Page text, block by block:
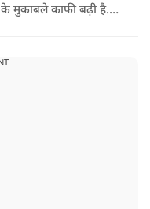
मुकाबले काफी बढ़ी है.